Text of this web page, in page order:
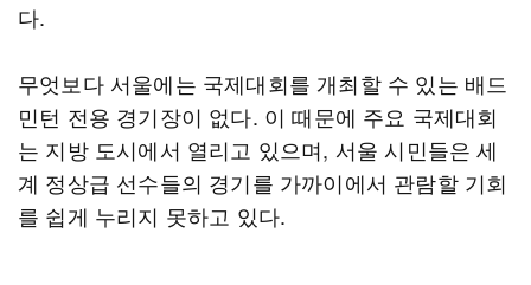
다.
무엇보다 서울에는 국제대회를 개최할 수 있는 배드
민턴 전용 경기장이 없다. 이 때문에 주요 국제대회
는 지방 도시에서 열리고 있으며, 서울 시민들은 세
계 정상급 선수들의 경기를 가까이에서 관람할 기회
를 쉽게 누리지 못하고 있다.